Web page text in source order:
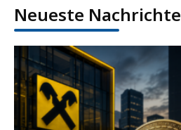
Neueste